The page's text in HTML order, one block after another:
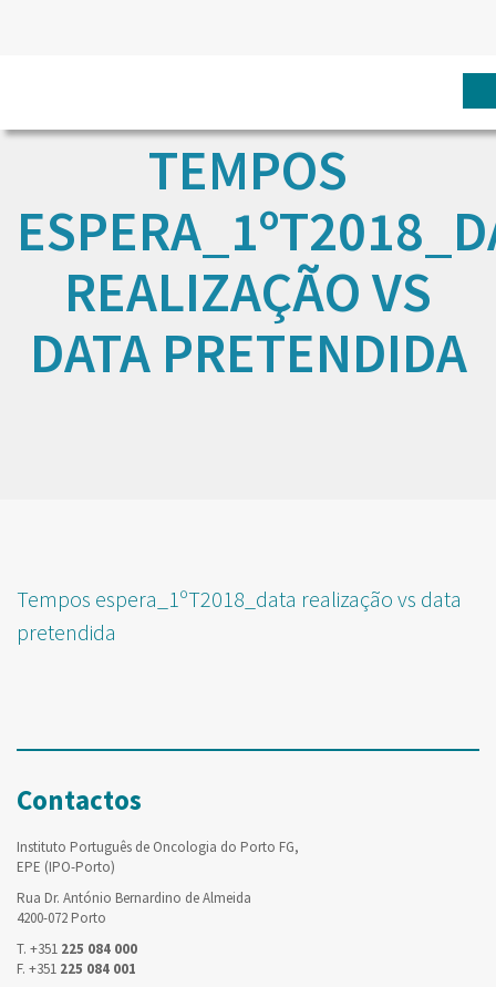
TEMPOS
REALIZAÇÃO VS
DATA PRETENDIDA
Tempos espera_1ºT2018_data realização vs data
pretendida
Contactos
Instituto Português de Oncologia do Porto FG,
EPE (IPO-Porto)
Rua Dr. António Bernardino de Almeida
4200-072 Porto
T. +351 225 084 000
F. +351 225 084 001